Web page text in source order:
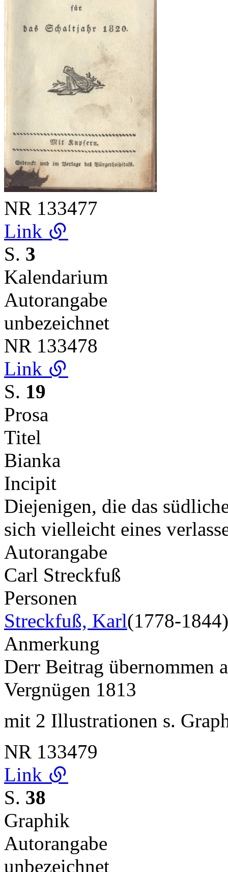
NR 133477
Link
S. 3
Kalendarium
Autorangabe
unbezeichnet
NR 133478
Link
S. 19
Prosa
Titel
Bianka
Incipit
Diejenigen, die das
sich vielleicht eines
Autorangabe
Carl Streckfuß
Personen
Streckfuß, Karl(1778-1844)
Anmerkung
Derr Beitrag übernommen
Vergnügen 1813
mit 2 Illustrationen s.
NR 133479
Link
S. 38
Graphik
Autorangabe
unbezeichnet